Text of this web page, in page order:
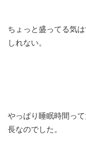
ちょっと盛ってる気
しれない。
やっぱり睡眠時間っ
長なのでした。